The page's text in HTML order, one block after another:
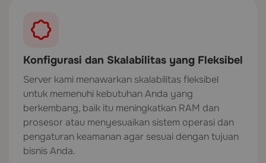
Konfigurasi dan Skalabilitas yang Fleksibel
Server kami menawarkan skalabilitas fleksibel
untuk memenuhi kebutuhan Anda yang
berkembang, baik itu meningkatkan RAM dan
prosesor atau menyesuaikan sistem operasi dan
pengaturan keamanan agar sesuai dengan tujuan
bisnis Anda.